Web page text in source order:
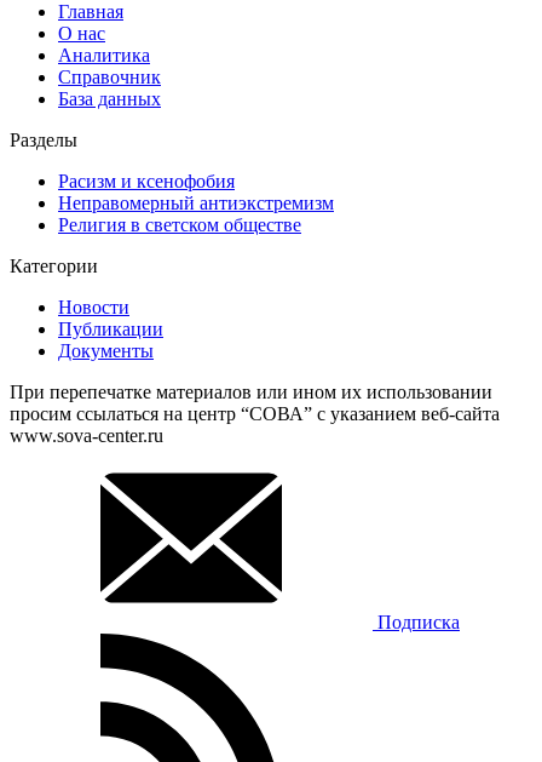
Главная
О нас
Аналитика
Справочник
База данных
Разделы
Расизм и ксенофобия
Неправомерный антиэкстремизм
Религия в светском обществе
Категории
Новости
Публикации
Документы
При перепечатке материалов или ином их использовании
просим ссылаться на центр “СОВА” с указанием веб-сайта
www.sova-center.ru
Подписка